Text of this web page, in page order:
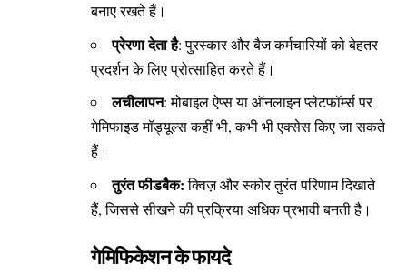
बनाए रखते हैं।
प्रेरणा देता है: पुरस्कार और बैज कर्मचारियों को बेहतर
प्रदर्शन के लिए प्रोत्साहित करते हैं।
लचीलापन: मोबाइल ऐप्स या ऑनलाइन प्लेटफॉर्म्स पर
गेमिफाइड मॉड्यूल्स कहीं भी, कभी भी एक्सेस किए जा सकते
हैं।
तुरंत फीडबैक:क्विज़ और स्कोर तुरंत परिणाम दिखाते
हैं, जिससे सीखने की प्रक्रिया अधिक प्रभावी बनती है।
गेमिफिकेशन के फायदे